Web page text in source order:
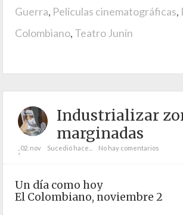
Guerra, Películas cinematográficas,
Colombiano, Teatro Junín
Industrializar
marginadas
;02. nov Sucedió hace... No hay comentarios
Un día como hoy
El Colombiano, noviembre 2